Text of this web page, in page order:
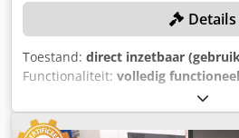
Details
Toestand: direct inzetbaar
Functionaliteit: volledig functioneel
,
verplaatsing Y-as:220 mm,
mm, Draaddiameter (max.):0,3